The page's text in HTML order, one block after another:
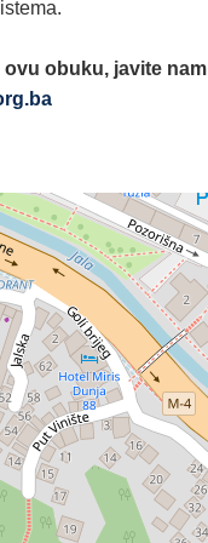
obuku, javite